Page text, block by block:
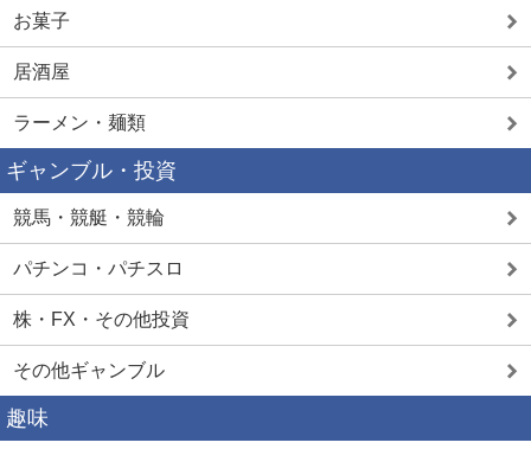
お菓子
居酒屋
ラーメン・麺類
ギャンブル・投資
競馬・競艇・競輪
パチンコ・パチスロ
株・FX・その他投資
その他ギャンブル
趣味